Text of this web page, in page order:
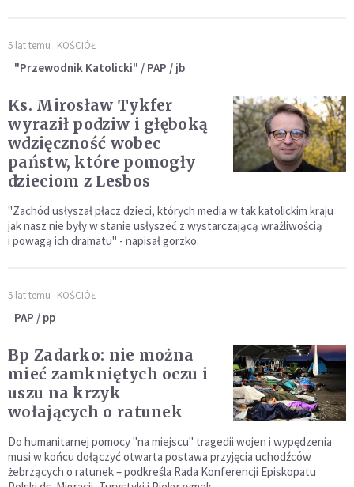
5 lat temu KOŚCIÓŁ
"Przewodnik Katolicki" / PAP / jb
Ks. Mirosław Tykfer
wyraził podziw i głęboką
wdzięczność wobec
państw, które pomogły
dzieciom z Lesbos
"Zachód usłyszał płacz dzieci, których media w tak katolickim kraju
jak nasz nie były w stanie usłyszeć z wystarczającą wrażliwością
i powagą ich dramatu" - napisał gorzko.
5 lat temu KOŚCIÓŁ
PAP / pp
Bp Zadarko: nie można
mieć zamkniętych oczu i
uszu na krzyk
wołających o ratunek
Do humanitarnej pomocy "na miejscu" tragedii wojen i wypędzenia
musi w końcu dołączyć otwarta postawa przyjęcia uchodźców
żebrzących o ratunek – podkreśla Rada Konferencji Episkopatu